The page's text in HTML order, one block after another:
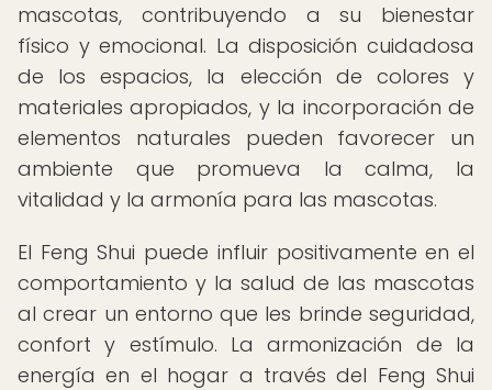
mascotas, contribuyendo a su bienestar
físico y emocional. La disposición cuidadosa
de los espacios, la elección de colores y
materiales apropiados, y la incorporación de
elementos naturales pueden favorecer un
ambiente que promueva la calma, la
vitalidad y la armonía para las mascotas.
El Feng Shui puede influir positivamente en el
comportamiento y la salud de las mascotas
al crear un entorno que les brinde seguridad,
confort y estímulo. La armonización de la
energía en el hogar a través del Feng Shui